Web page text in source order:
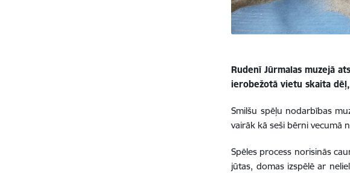
Rudenī Jūrmalas muzejā
ierobežotā vietu skaita
Smilšu spēļu nodarbības
vairāk kā seši bērni vecumā
Spēles process norisinās
jūtas, domas izspēlē ar